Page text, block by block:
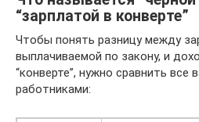
“зарплатой в конверте”
Чтобы понять разницу между
выплачиваемой по закону, и
“конверте”, нужно сравнить все
работниками: